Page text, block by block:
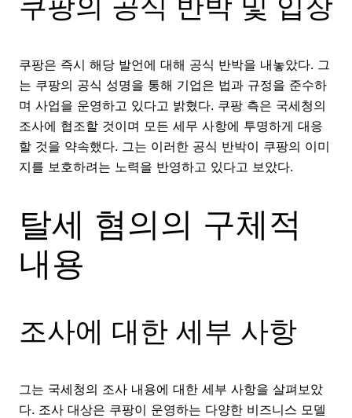
쿠팡은 즉시 해당 발언에 대해 공식 반박을 내놓았다. 그
는 쿠팡의 공식 성명을 통해 기업은 법과 규정을 준수하
며 사업을 운영하고 있다고 밝혔다. 쿠팡 측은 국세청의
조사에 협조할 것이며 모든 세무 사항에 투명하게 대응
할 것을 약속했다. 그는 이러한 공식 반박이 쿠팡의 이미
지를 보호하려는 노력을 반영하고 있다고 보았다.
탈세 혐의의 구체적
내용
조사에 대한 세부 사항
그는 국세청의 조사 내용에 대한 세부 사항을 살펴보았
다. 조사 대상은 쿠팡이 운영하는 다양한 비즈니스 모델